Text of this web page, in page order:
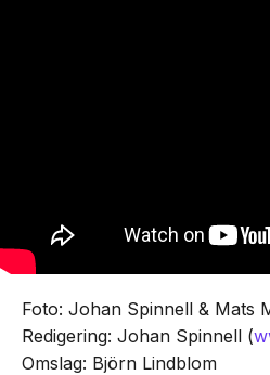
Foto: Johan Spinnell & Mats
Redigering: Johan Spinnell (
Omslag: Björn Lindblom